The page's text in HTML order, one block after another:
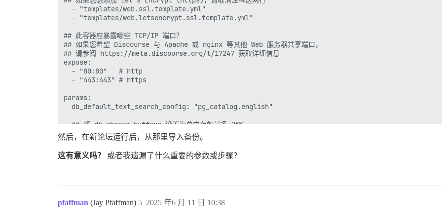
失败
--------------------
Pups::ExecError: DEBIAN_FRONTEND=noninteractive apt-get purge -y postgresql-15 postgresql-client-15
失败位置: /usr/local/lib/ruby/gems/3.3.0/gems/pups-1.2.1/lib/pups/exec_command.rb:132:in `spawn'
执行失败，参数为 "DEBIAN_FRONTEND=noninteractive apt-get purge -y postgresql-15 postgresql-
引导失败，退出代码为 100
** 引导失败 ** 请向上滚动并查找更早的错误消息，可能不止一个。
./discourse-doctor 可能会帮助诊断问题。
  - "templates/web.ssl.template.yml"
  - "templates/web.letsencrypt.ssl.template.yml"
## 此容器应暴露哪些 TCP/IP 端口？
## 如果您希望 Discourse 与 Apache 或 nginx 等其他 Web 服务器共享端口，
## 请参阅 https://meta.discourse.org/t/17247 获取详细信息
expose:
  - "80:80"   # http
  - "443:443" # https
params:
  db_default_text_search_config: "pg_catalog.english"
  ## 将 db_shared_buffers 设置为总内存的最多 25%。
  ## 将由 bootstrap 根据检测到的 RAM 自动设置，或者您可以覆盖它
  db_shared_buffers: "1024MB"
  ## 可以提高排序性能，但会增加每个连接的内存使用量
然后，在新论坛运行后，从那里导入备份。
这有意义吗？ 或者我遗漏了什么重要的参数或步骤？
pfaffman (Jay Pfaffman) 2025 年6 月 11 日 10:38
5